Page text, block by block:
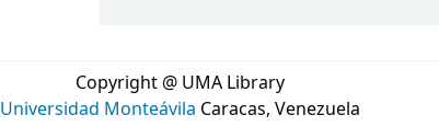
Copyright @ UMA Library
Universidad Monteávila Caracas, Venezuela